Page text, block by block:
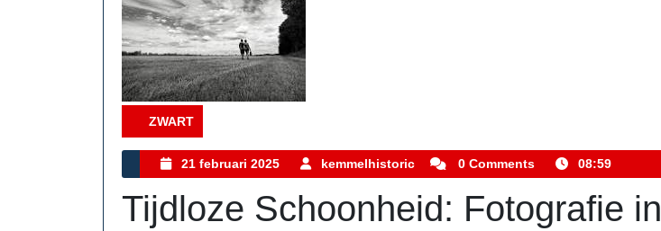
ZWART
Category
21 februari 2025
21
februari
2025
kemmelhistoric kemmelhistoric
0 Comments 08:59
Tijdloze Schoonheid: Fotografie in